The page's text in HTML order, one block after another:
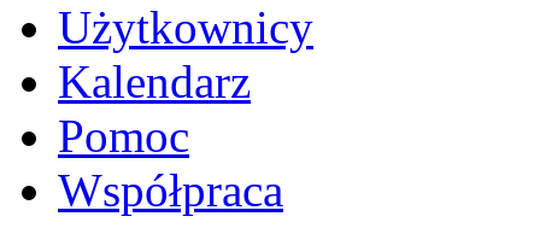
Użytkownicy
Kalendarz
Pomoc
Współpraca